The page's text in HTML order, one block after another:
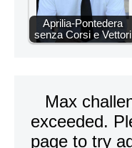
Aprilia-Pontedera
senza Corsi e Vettori